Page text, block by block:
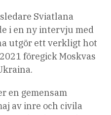
Sviatlana
i en ny intervju med
utgör ett verkligt hot
föregick Moskvas
en gemensam
av inre och civila